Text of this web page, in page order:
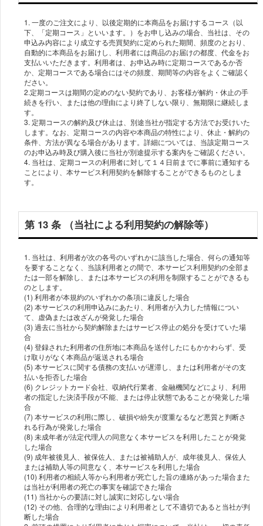
1. ⼀度のご注⽂により、以後定期的に本商品をお届けするコース（以
下、「定期コース」といいます。）をお申し込みの場合、当社は、その
申込み内容により成⽴する売買契約に定められた期間、頻度のとおり、
⾃動的に本商品をお届けし、利⽤者には商品のお届けの都度、代⾦をお
⽀払いいただきます。利⽤者は、お申込み時に定期コースであるか否
か、定期コースである場合にはその頻度、期間等の内容をよくご確認く
ださい。
2.定期コースは期間の定めのない契約であり、お客様が解約・休⽌の⼿
続きを⾏い、または他の理由により終了しない限り、無期限に継続しま
す。
3. 定期コースの解約及び休⽌は、別途当社が指定する⽅法でお受けいた
します。なお、定期コースの内容や本商品の特性により、休⽌・解約の
条件、⽅法が異なる場合があります。詳細については、当該定期コース
のお申込み時及び購⼊後に当社が別途提⽰する案内をご確認ください。
4. 当社は、定期コースの利⽤者に対して１４⽇前までに事前に通知する
ことにより、本サービス利⽤契約を解除することができるものとしま
第 13 条 （当社による利⽤契約の解除等）
1. 当社は、利⽤者が次の各号のいずれかに該当した場合、何らの通知等
を要することなく、当該利⽤者との間で、本サービス利⽤契約の全部ま
たは⼀部を解除し、または本サービスの利⽤を制限することができるも
のとします。
(1) 利⽤者が本規約のいずれかの条項に違反した場合
(2) 本サービスの利⽤申込みにあたり、利⽤者が⼊⼒した情報につい
て、虚偽または改ざんが発覚した場合
(3) 過去に当社から契約解除またはサービス停⽌の処分を受けていた場
合
(4) 登録された利⽤者の住所地に本商品を送付したにもかかわらず、受
け取りがなく本商品が返送される場合
(5) 本サービスに関する債務の⽀払いが遅滞し、または利⽤者がその⽀
払いを拒否した場合
(6) クレジットカード会社、収納代⾏業者、⾦融機関などにより、利⽤
者の指定した決済⼿段が不能、または停⽌状態であることが発覚した場
合
(7) 本サービスの利⽤に際し、破損や紛失が度重なるなど悪質と判断さ
れる⾏為が発覚した場合
(8) 未成年者が法定代理⼈の同意なく本サービスを利⽤したことが発覚
した場合
(9) 成年被後⾒⼈、被保佐⼈、または被補助⼈が、成年後⾒⼈、保佐⼈
または補助⼈等の同意なく、本サービスを利⽤した場合
(10) 利⽤者の相続⼈等から利⽤者が死亡した旨の連絡があった場合また
は当社が利⽤者の死亡の事実を確認できた場合
(11) 当社からの要請に対し誠実に対応しない場合
(12) その他、合理的な理由により利⽤者として不適切であると当社が判
断した場合